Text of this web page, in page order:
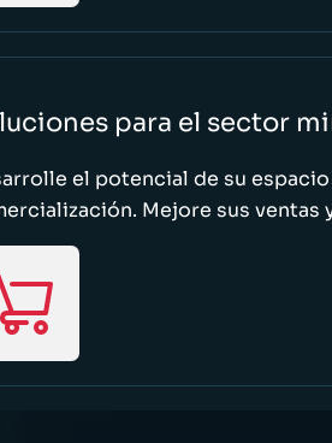
para el sector
el potencial de su
Mejore sus ventas